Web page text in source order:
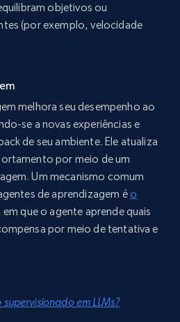
objetivos ou
(por exemplo, velocidade
melhora seu desempenho ao
se a novas experiências e
de seu ambiente. Ele atualiza
por meio de um
Um mecanismo comum
de aprendizagem éo
em que o agente aprende quais
por meio de tentativa e
em LLMs?